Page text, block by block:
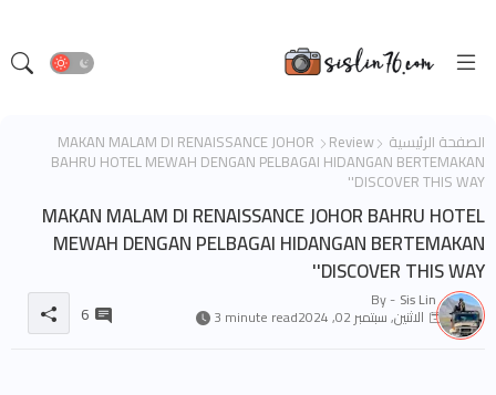
الصفحة الرئيسية Review
MAKAN MALAM DI RENAISSANCE JOHOR
BAHRU HOTEL MEWAH DENGAN PELBAGAI HIDANGAN BERTEMAKAN
'DISCOVER THIS WAY'
MAKAN MALAM DI RENAISSANCE JOHOR BAHRU HOTEL
MEWAH DENGAN PELBAGAI HIDANGAN BERTEMAKAN
'DISCOVER THIS WAY'
By - Sis Lin
الاثنين, سبتمبر 02, 2024 3 minute read
6